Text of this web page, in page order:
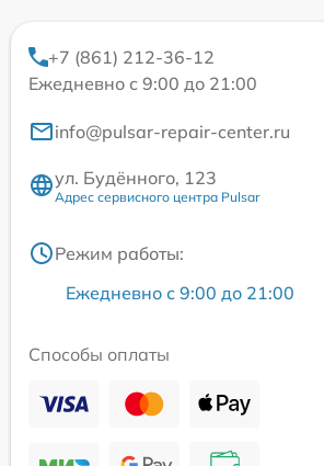
+7 (861) 212-36-12
Ежедневно с 9:00 до 21:00
info@pulsar-repair-center.ru
ул. Будённого, 123
Адрес сервисного центра Pulsar
Режим работы:
Ежедневно с 9:00 до 21:00
Способы оплаты